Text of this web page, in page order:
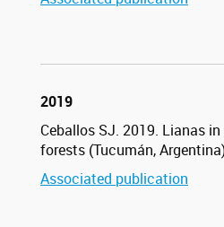
2019
Ceballos SJ. 2019. Lianas
forests (Tucumán,
Associated publication